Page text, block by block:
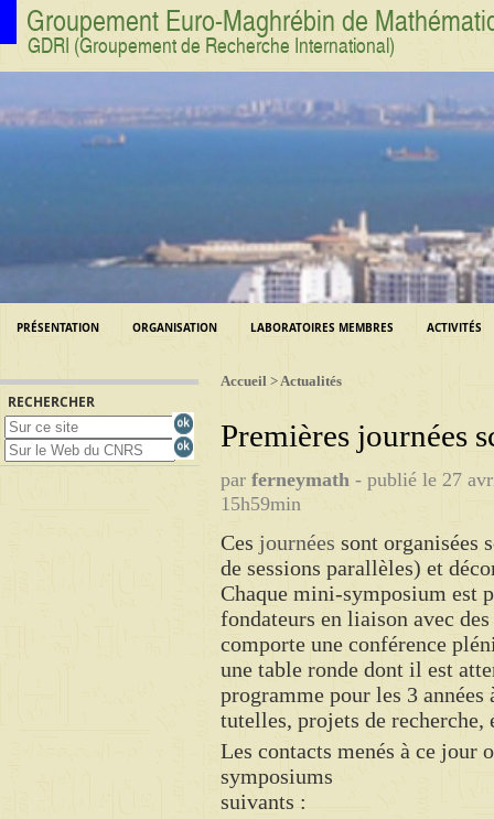
Groupement Euro-Maghrébin de
GDRI (Groupement de Recherche International)
PRÉSENTATION ORGANISATION LABORATOIRES MEMBRES ACTIVITÉS
RECHERCHER
Accueil >Actualités
Premières journées
par ferneymath - publié le 27
15h59min
Ces journées sont organisées
de sessions parallèles) et
Chaque mini-symposium est
fondateurs en liaison avec
comporte une conférence
une table ronde dont il est
programme pour les 3
tutelles, projets de
Les contacts menés à ce jour
symposiums
suivants :